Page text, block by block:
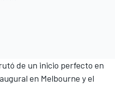
de un inicio perfecto en
en Melbourne y el